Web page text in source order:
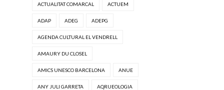
ACTUALITAT COMARCAL ACTUEM
ADAP ADEG ADEPG
AGENDA CULTURAL EL VENDRELL
AMAURY DU CLOSEL
AMICS UNESCO BARCELONA ANUE
ANY JULI GARRETA AQRUEOLOGIA